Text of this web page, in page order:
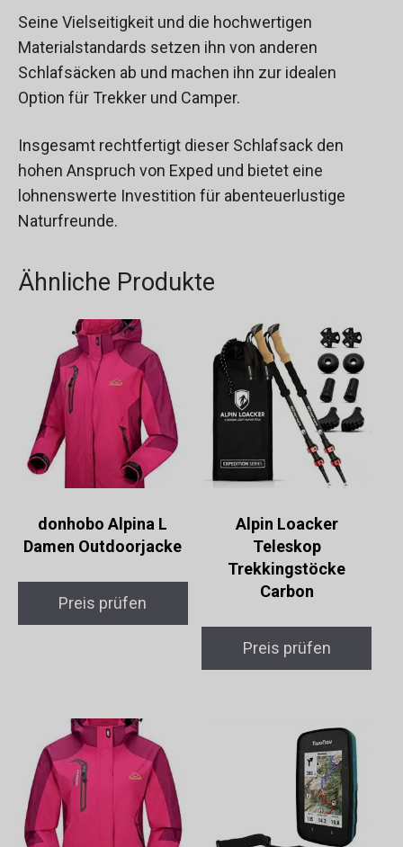
Seine Vielseitigkeit und die hochwertigen
Materialstandards setzen ihn von anderen
Schlafsäcken ab und machen ihn zur idealen
Option für Trekker und Camper.
Insgesamt rechtfertigt dieser Schlafsack den
hohen Anspruch von Exped und bietet eine
lohnenswerte Investition für abenteuerlustige
Naturfreunde.
Ähnliche Produkte
donhobo Alpina L
Damen Outdoorjacke
Preis prüfen
Alpin Loacker
Teleskop
Trekkingstöcke
Carbon
Preis prüfen